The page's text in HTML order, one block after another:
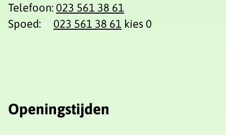
Telefoon:023 561 38 61
Spoed: 023 561 38 61 kies 0
Openingstijden